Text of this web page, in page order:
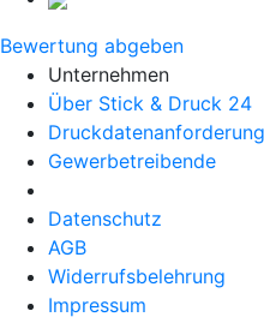
Bewertung abgeben
Unternehmen
Über Stick & Druck 24
Gewerbetreibende
Datenschutz
AGB
Widerrufsbelehrung
Impressum